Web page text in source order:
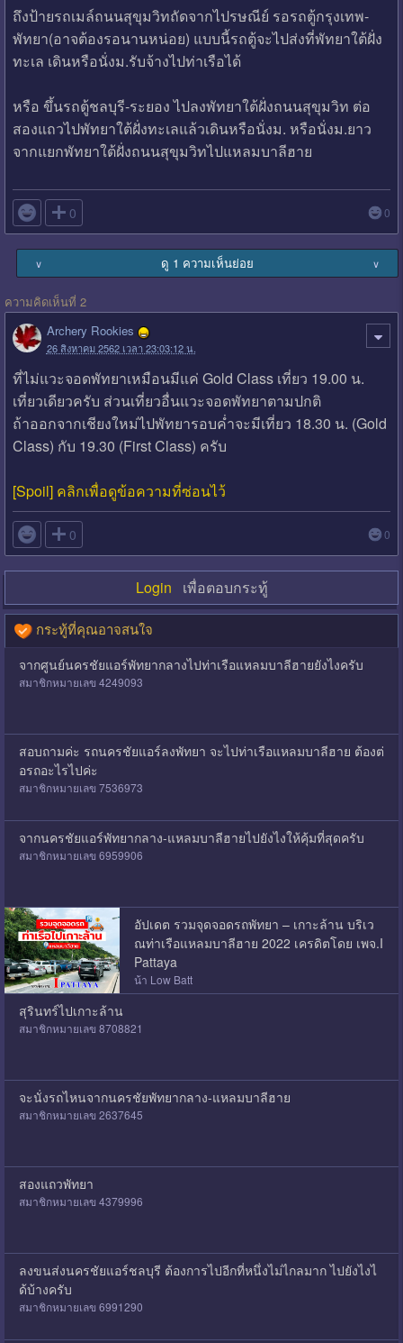
ถึงป้ายรถเมล์ถนนสุขุมวิทถัดจากไปรษณีย์ รอรถตู้กรุงเทพ-
พัทยา(อาจต้องรอนานหน่อย) แบบนี้รถตู้จะไปส่งที่พัทยาใต้ฝั่ง
ทะเล เดินหรือนั่งม.รับจ้างไปท่าเรือได้
หรือ ขึ้นรถตู้ชลบุรี-ระยอง ไปลงพัทยาใต้ฝั่งถนนสุขุมวิท ต่อ
สองแถวไปพัทยาใต้ฝั่งทะเลแล้วเดินหรือนั่งม. หรือนั่งม.ยาว
จากแยกพัทยาใต้ฝั่งถนนสุขุมวิทไปแหลมบาลีฮาย
 0 0
∨ ดู 1 ความเห็นย่อย ∨
ความคิดเห็นที่ 2
Archery Rookies
26 สิงหาคม 2562 เวลา 23:03:12 น.
ที่ไม่แวะจอดพัทยาเหมือนมีแค่ Gold Class เที่ยว 19.00 น.
เที่ยวเดียวครับ ส่วนเที่ยวอื่นแวะจอดพัทยาตามปกติ
ถ้าออกจากเชียงใหม่ไปพัทยารอบค่ำจะมีเที่ยว 18.30 น. (Gold
Class) กับ 19.30 (First Class) ครับ
[Spoil] คลิกเพื่อดูข้อความที่ซ่อนไว้
 0 0
Login เพื่อตอบกระทู้
กระทู้ที่คุณอาจสนใจ
จากศูนย์นครชัยแอร์พัทยากลางไปท่าเรือแหลมบาลีฮายยังไงครับ
สมาชิกหมายเลข 4249093
สอบถามค่ะ รถนครชัยแอร์ลงพัทยา จะไปท่าเรือแหลมบาลีฮาย ต้องต่
อรถอะไรไปค่ะ
สมาชิกหมายเลข 7536973
จากนครชัยแอร์พัทยากลาง-แหลมบาลีฮายไปยังไงให้คุ้มที่สุดครับ
สมาชิกหมายเลข 6959906
อัปเดต รวมจุดจอดรถพัทยา – เกาะล้าน บริเว
ณท่าเรือแหลมบาลีฮาย 2022 เครดิตโดย เพจ.I
Pattaya
น้า Low Batt
สุรินทร์ไปเกาะล้าน
สมาชิกหมายเลข 8708821
จะนั่งรถไหนจากนครชัยพัทยากลาง-แหลมบาลีฮาย
สมาชิกหมายเลข 2637645
สองแถวพัทยา
สมาชิกหมายเลข 4379996
ลงขนส่งนครชัยแอร์ชลบุรี ต้องการไปอีกที่หนึ่งไม่ไกลมาก ไปยังไงไ
ด้บ้างครับ
สมาชิกหมายเลข 6991290